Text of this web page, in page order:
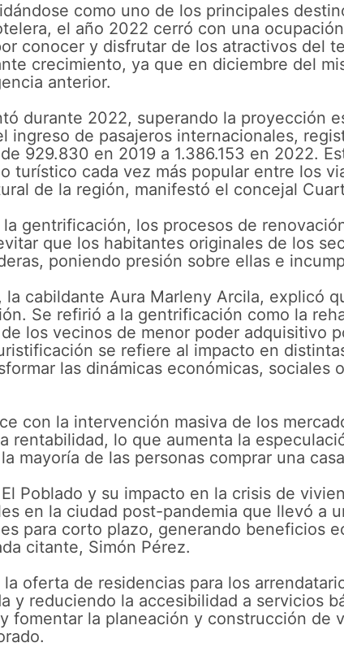
como uno de los principales
el año 2022 cerró con una
conocer y disfrutar de los atractivos del
crecimiento, ya que en diciembre del
anterior.
durante 2022, superando la proyección
de pasajeros internacionales,
929.830 en 2019 a 1.386.153 en 2022.
turístico cada vez más popular entre los
de la región, manifestó el concejal
gentrificación, los procesos de
que los habitantes originales de los
poniendo presión sobre ellas e
cabildante Aura Marleny Arcila, explicó
Se refirió a la gentrificación como la
los vecinos de menor poder adquisitivo
se refiere al impacto en
las dinámicas económicas, sociales
con la intervención masiva de los
rentabilidad, lo que aumenta la
mayoría de las personas comprar una
Poblado y su impacto en la crisis de
en la ciudad post-pandemia que llevó a
para corto plazo, generando beneficios
citante, Simón Pérez.
oferta de residencias para los
y reduciendo la accesibilidad a servicios
fomentar la planeación y construcción de